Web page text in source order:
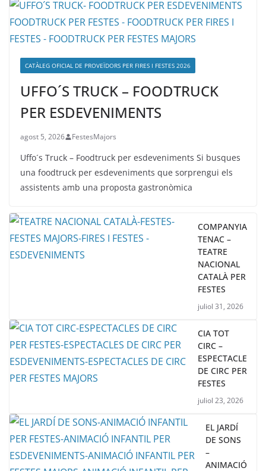
CATÀLEG OFICIAL DE PROVEÏDORS PER FIRES I FESTES 2026
UFFO´S TRUCK – FOODTRUCK
PER ESDEVENIMENTS
agost 5, 2026 FestesMajors
Uffo´s Truck – Foodtruck per esdeveniments Si busques
una foodtruck per esdeveniments que sorprengui els
assistents amb una proposta gastronòmica
COMPANYIA
TENAC –
TEATRE
NACIONAL
CATALÀ PER
FESTES
juliol 31, 2026
CIA TOT
CIRC –
ESPECTACLE
DE CIRC PER
FESTES
juliol 23, 2026
EL JARDÍ
DE SONS
–
ANIMACIÓ